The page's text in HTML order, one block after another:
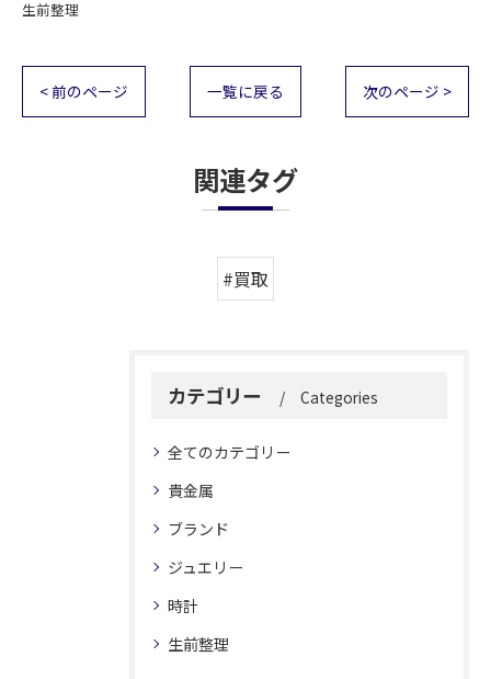
生前整理
< 前のページ 一覧に戻る 次のページ >
関連タグ
#買取
カテゴリー Categories
全てのカテゴリー
貴金属
ブランド
ジュエリー
時計
生前整理